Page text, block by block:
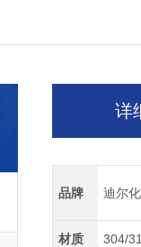
详
品牌 迪尔
材质 304/